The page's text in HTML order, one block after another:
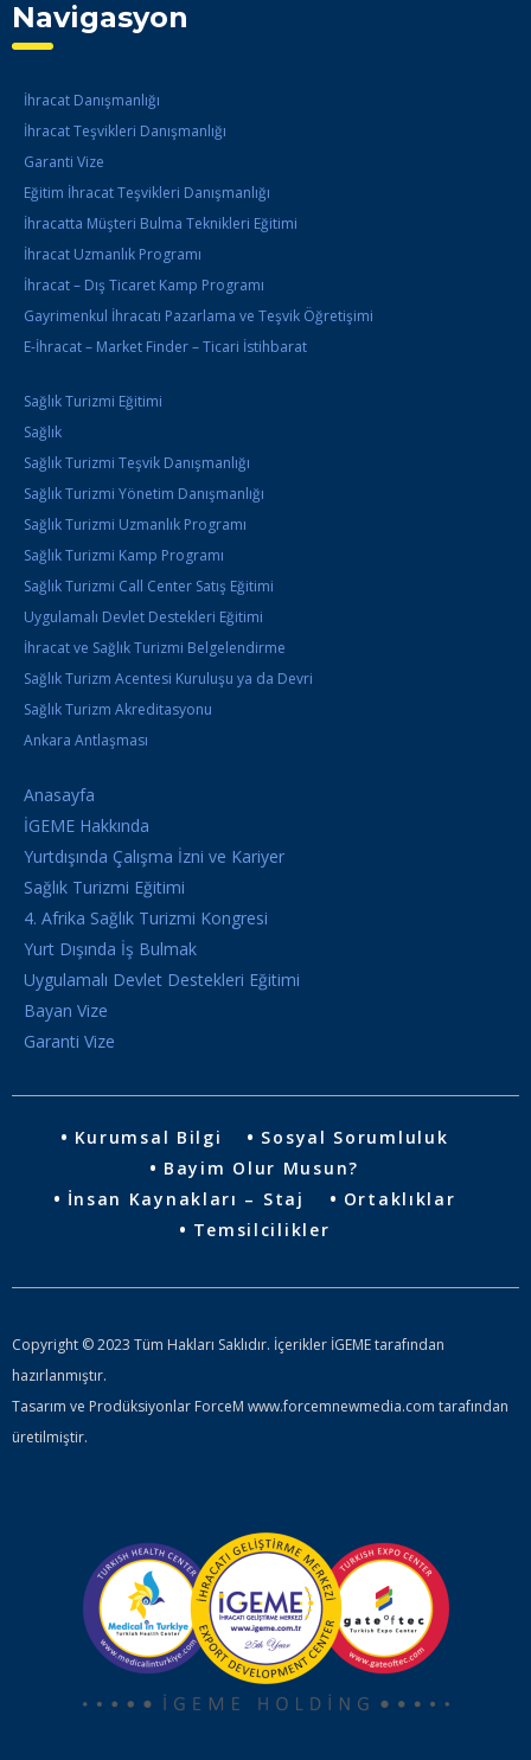
Navigasyon
İhracat Danışmanlığı
İhracat Teşvikleri Danışmanlığı
Garanti Vize
Eğitim İhracat Teşvikleri Danışmanlığı
İhracatta Müşteri Bulma Teknikleri Eğitimi
İhracat Uzmanlık Programı
İhracat – Dış Ticaret Kamp Programı
Gayrimenkul İhracatı Pazarlama ve Teşvik Öğretişimi
E-İhracat – Market Finder – Ticari İstihbarat
Sağlık Turizmi Eğitimi
Sağlık
Sağlık Turizmi Teşvik Danışmanlığı
Sağlık Turizmi Yönetim Danışmanlığı
Sağlık Turizmi Uzmanlık Programı
Sağlık Turizmi Kamp Programı
Sağlık Turizmi Call Center Satış Eğitimi
Uygulamalı Devlet Destekleri Eğitimi
İhracat ve Sağlık Turizmi Belgelendirme
Sağlık Turizm Acentesi Kuruluşu ya da Devri
Sağlık Turizm Akreditasyonu
Ankara Antlaşması
Anasayfa
İGEME Hakkında
Yurtdışında Çalışma İzni ve Kariyer
Sağlık Turizmi Eğitimi
4. Afrika Sağlık Turizmi Kongresi
Yurt Dışında İş Bulmak
Uygulamalı Devlet Destekleri Eğitimi
Bayan Vize
Garanti Vize
Kurumsal Bilgi
Sosyal Sorumluluk
Bayim Olur Musun?
İnsan Kaynakları – Staj
Ortaklıklar
Temsilcilikler
Copyright © 2023 Tüm Hakları Saklıdır. İçerikler İGEME tarafından
hazırlanmıştır.
Tasarım ve Prodüksiyonlar ForceM www.forcemnewmedia.com tarafından
üretilmiştir.